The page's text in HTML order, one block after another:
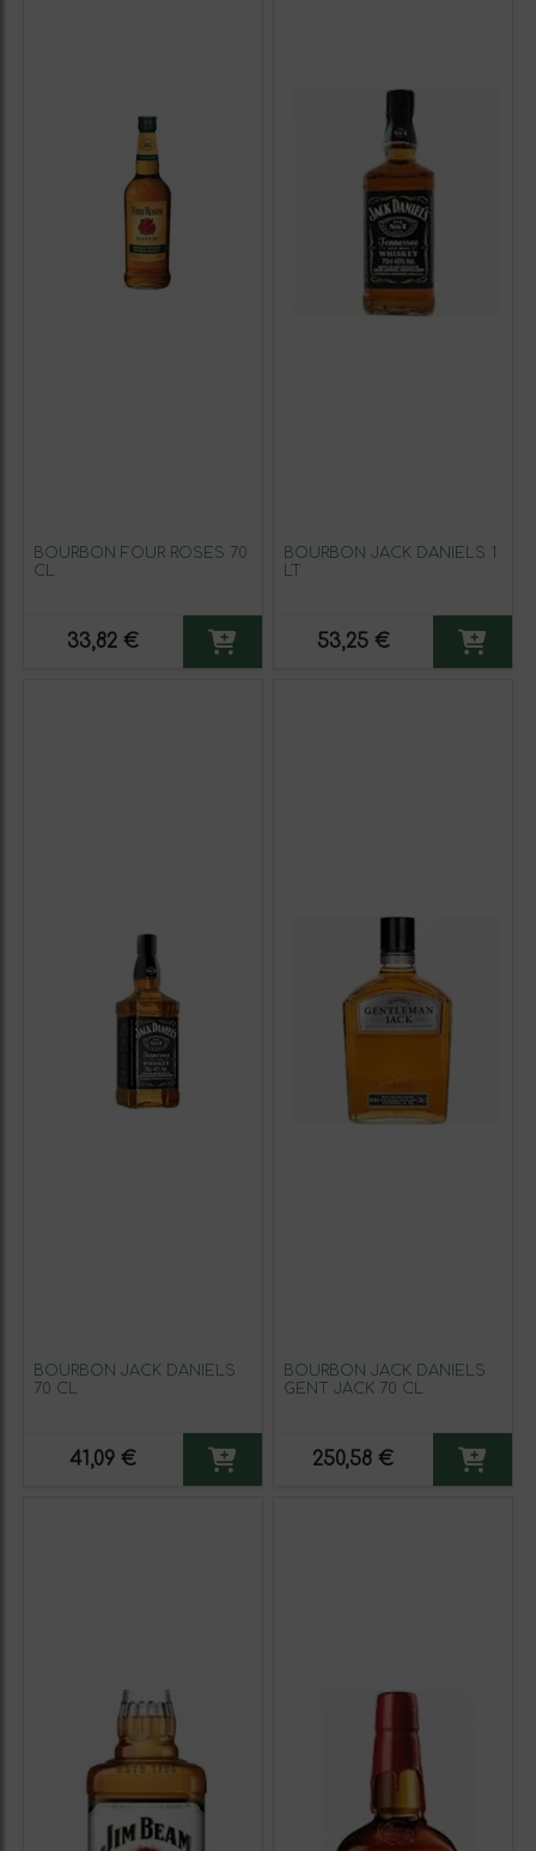
BOURBON FOUR ROSES 70
CL
33,82 €
BOURBON JACK DANIELS 1
LT
53,25 €
BOURBON JACK DANIELS
70 CL
41,09 €
BOURBON JACK DANIELS
GENT JACK 70 CL
250,58 €